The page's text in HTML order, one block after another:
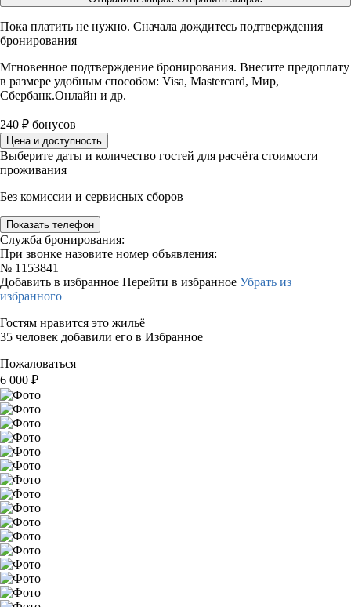
Пока платить не нужно. Сначала дождитесь подтверждения
бронирования
Мгновенное подтверждение бронирования. Внесите предоплату
в размере удобным способом: Visa, Mastercard, Мир,
Сбербанк.Онлайн и др.
240 ₽ бонусов
Цена и доступность
Выберите даты и количество гостей для расчёта стоимости
проживания
Без комиссии и сервисных сборов
Показать телефон
Служба бронирования:
При звонке назовите номер объявления:
№ 1153841
Добавить в избранное Перейти в избранное Убрать из
избранного
Гостям нравится это жильё
35 человек добавили его в Избранное
Пожаловаться
6 000 ₽